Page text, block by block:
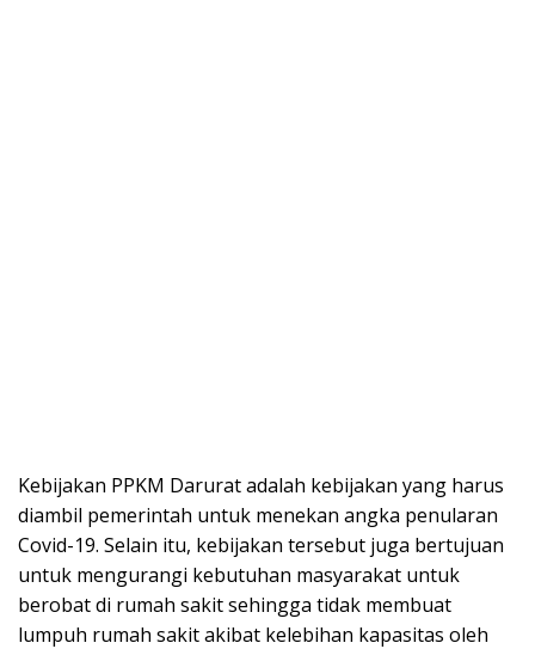
Kebijakan PPKM Darurat adalah kebijakan yang harus
diambil pemerintah untuk menekan angka penularan
Covid-19. Selain itu, kebijakan tersebut juga bertujuan
untuk mengurangi kebutuhan masyarakat untuk
berobat di rumah sakit sehingga tidak membuat
lumpuh rumah sakit akibat kelebihan kapasitas oleh